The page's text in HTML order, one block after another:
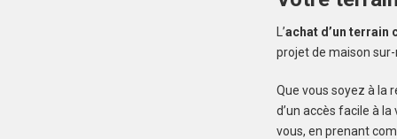
L’achat d’un terrain
projet de maison sur-
Que vous soyez à la
d’un accès facile à
vous, en prenant